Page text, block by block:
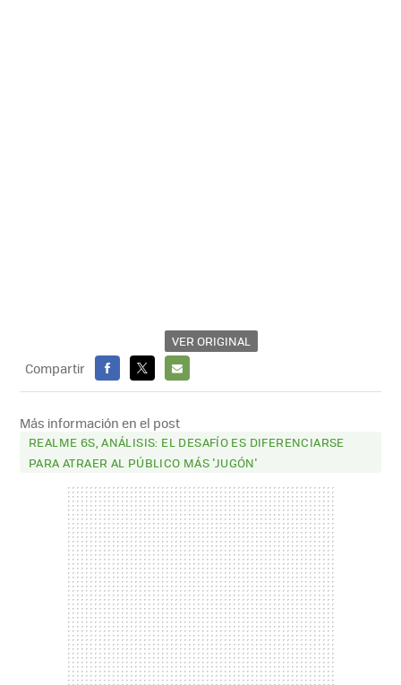
VER ORIGINAL
Compartir
FACEBOOK
X
E-
MAIL
Más información en el post
REALME 6S, ANÁLISIS: EL DESAFÍO ES DIFERENCIARSE
PARA ATRAER AL PÚBLICO MÁS 'JUGÓN'